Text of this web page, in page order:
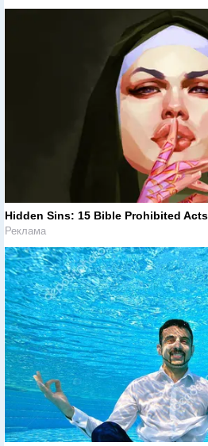
Hidden Sins: 15 Bible Prohibited
Реклама